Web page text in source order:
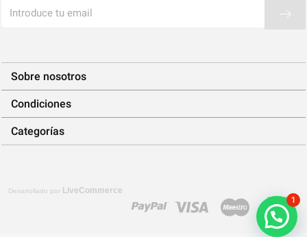
Sobre nosotros
Condiciones
Categorías
Desarrollado por LiveCommerce
1